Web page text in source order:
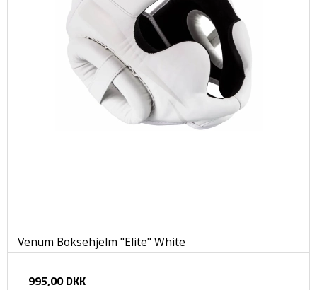
Venum Boksehjelm "Elite" White
995,00 DKK